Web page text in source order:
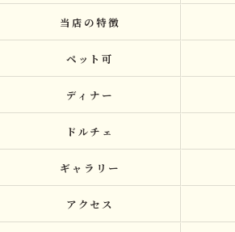
当店の特徴
ペット可
ディナー
ドルチェ
ギャラリー
アクセス